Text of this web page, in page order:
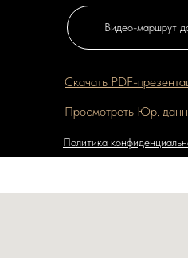
Скачать PDF-
Просмотреть Юр.
Политика
Видео-маршрут